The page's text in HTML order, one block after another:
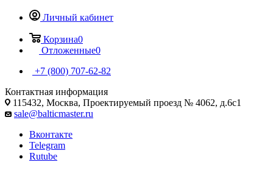
Личный кабинет
Корзина0
Отложенные0
+7 (800) 707-62-82
Контактная информация
115432, Москва, Проектируемый проезд № 4062, д.6с1
sale@balticmaster.ru
Вконтакте
Telegram
Rutube